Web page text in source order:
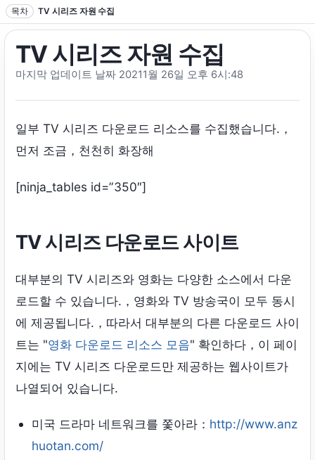
텍스트로 이동
목차 TV 시리즈 자원 수집
TV 시리즈 자원 수집
마지막 업데이트 날짜 20211월 26일 오후 6시:48
일부 TV 시리즈 다운로드 리소스를 수집했습니다.，
먼저 조금，천천히 화장해
[ninja_tables id=”350″]
TV 시리즈 다운로드 사이트
대부분의 TV 시리즈와 영화는 다양한 소스에서 다운
로드할 수 있습니다.，영화와 TV 방송국이 모두 동시
에 제공됩니다.，따라서 대부분의 다른 다운로드 사이
트는 "영화 다운로드 리소스 모음" 확인하다，이 페이
지에는 TV 시리즈 다운로드만 제공하는 웹사이트가
나열되어 있습니다.
미국 드라마 네트워크를 쫓아라： http://www.anz
huotan.com/